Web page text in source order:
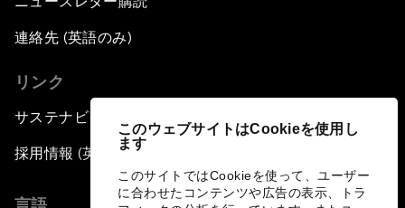
このウェブサイトはCookieを使用し
ます
このサイトではCookieを使って、ユーザー
に合わせたコンテンツや広告の表示、トラ
連絡先 (英語のみ)
リンク
サステナビリティへの取り組み
採用情報 (英語のみ)